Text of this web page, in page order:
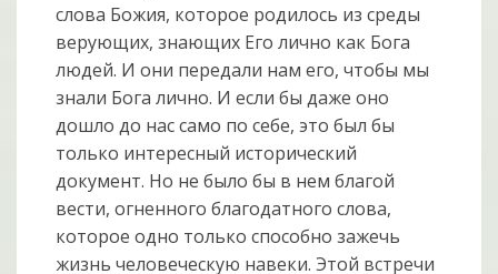
слова Божия, которое родилось из среды
верующих, знающих Его лично как Бога
людей. И они передали нам его, чтобы мы
знали Бога лично. И если бы даже оно
дошло до нас само по себе, это был бы
только интересный исторический
документ. Но не было бы в нем благой
вести, огненного благодатного слова,
которое одно только способно зажечь
жизнь человеческую навеки. Этой встречи